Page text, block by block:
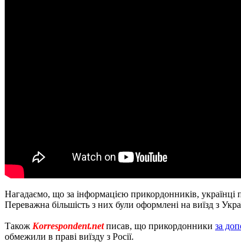
Нагадаємо, що за інформацією прикордонників, українці
Переважна більшість з них були оформлені на виїзд з
Також Korrespondent.netписав, що прикордонники за
обмежили в праві виїзду з Росії.